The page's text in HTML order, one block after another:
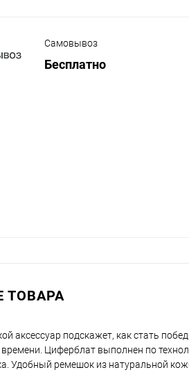
Самовывоз
Бесплатно
ТОВАРА
аксессуар подскажет, как стать
Циферблат выполнен по
Удобный ремешок из натуральной